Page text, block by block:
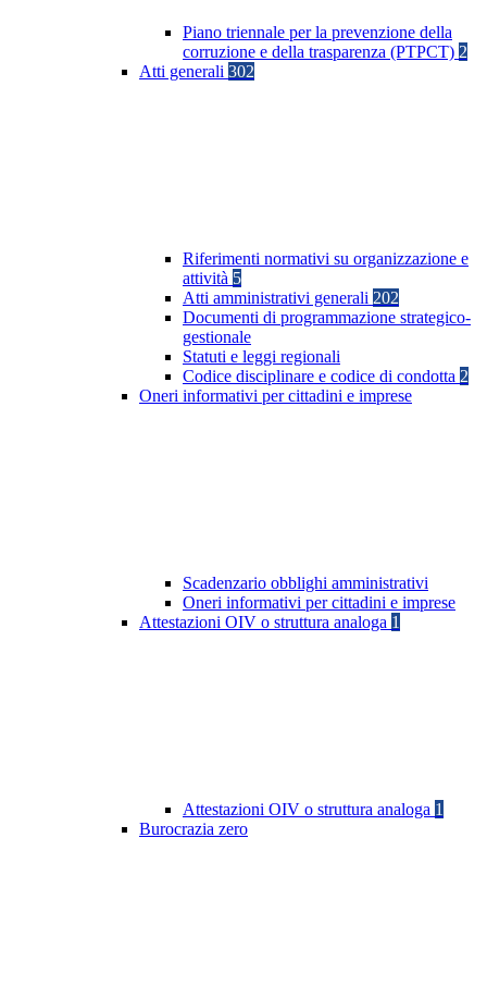
Piano triennale per la prevenzione della
corruzione e della trasparenza (PTPCT) 2
Atti generali 302
Riferimenti normativi su organizzazione e
attività 5
Atti amministrativi generali 202
Documenti di programmazione strategico-
gestionale
Statuti e leggi regionali
Codice disciplinare e codice di condotta 2
Oneri informativi per cittadini e imprese
Scadenzario obblighi amministrativi
Oneri informativi per cittadini e imprese
Attestazioni OIV o struttura analoga 1
Attestazioni OIV o struttura analoga 1
Burocrazia zero